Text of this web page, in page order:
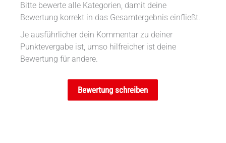
Bitte bewerte alle Kategorien, damit deine
Bewertung korrekt in das Gesamtergebnis einfließt.
Je ausführlicher dein Kommentar zu deiner
Punktevergabe ist, umso hilfreicher ist deine
Bewertung für andere.
Bewertung schreiben